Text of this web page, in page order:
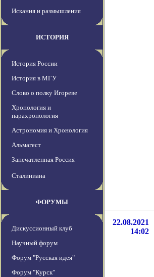
Искания и размышления
ИСТОРИЯ
История России
История в МГУ
Слово о полку Игореве
Хронология и
парахронология
Астрономия и Хронология
Альмагест
Запечатленная Россия
Сталиниана
ФОРУМЫ
Дискуссионный клуб
Научный форум
Форум "Русская идея"
Форум "Курск"
22.08.2021
14:02